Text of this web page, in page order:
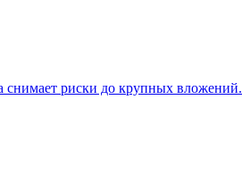
снимает риски до крупных вложений.